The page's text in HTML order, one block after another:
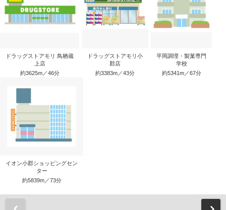
ドラッグストアモリ 鳥栖蔵
上店
約3625m／46分
ドラッグストアモリ小
郡店
約3383m／43分
平岡調理・製菓専門
学校
約5341m／67分
イオン小郡ショッピングセン
ター
約5839m／73分